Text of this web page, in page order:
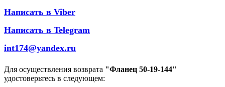
Написать в Viber
Написать в Telegram
int174@yandex.ru
Для осуществления возврата "Фланец 50-19-144"
удостоверьтесь в следующем: